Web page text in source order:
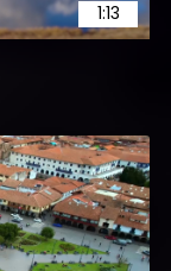
1:13